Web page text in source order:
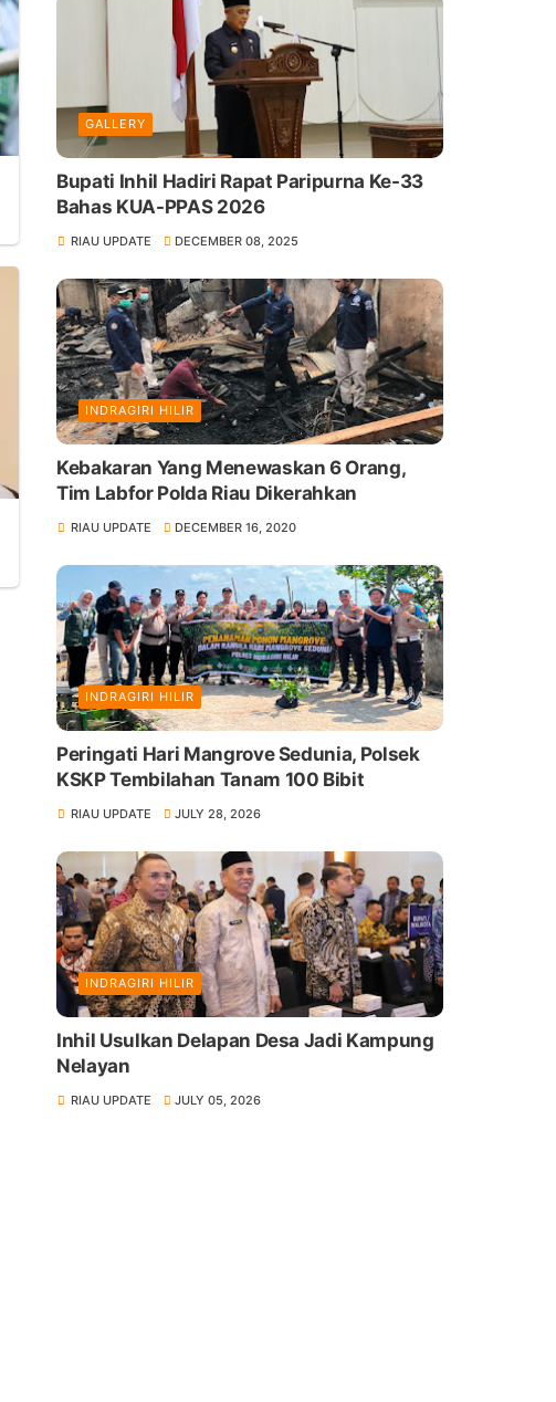
GALLERY
Bupati Inhil Hadiri Rapat Paripurna Ke-33
Bahas KUA-PPAS 2026
RIAU UPDATE DECEMBER 08, 2025
INDRAGIRI HILIR
Kebakaran Yang Menewaskan 6 Orang,
Tim Labfor Polda Riau Dikerahkan
RIAU UPDATE DECEMBER 16, 2020
INDRAGIRI HILIR
Peringati Hari Mangrove Sedunia, Polsek
KSKP Tembilahan Tanam 100 Bibit
RIAU UPDATE JULY 28, 2026
INDRAGIRI HILIR
Inhil Usulkan Delapan Desa Jadi Kampung
Nelayan
RIAU UPDATE JULY 05, 2026